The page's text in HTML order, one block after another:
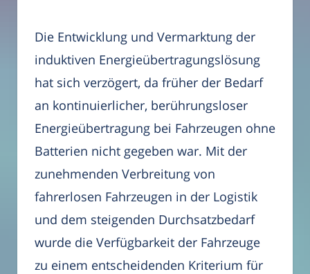
Die Entwicklung und Vermarktung der
induktiven Energieübertragungslösung
hat sich verzögert, da früher der Bedarf
an kontinuierlicher, berührungsloser
Energieübertragung bei Fahrzeugen ohne
Batterien nicht gegeben war. Mit der
zunehmenden Verbreitung von
fahrerlosen Fahrzeugen in der Logistik
und dem steigenden Durchsatzbedarf
wurde die Verfügbarkeit der Fahrzeuge
zu einem entscheidenden Kriterium für